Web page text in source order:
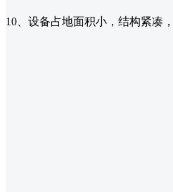
10、设备占地面积小，结构紧凑